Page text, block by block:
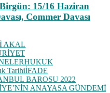
15/16 Haziran
Commer Davası
AKAL
HUKUK
TarihiİFADE
BAROSU 2022
ANAYASA GÜNDEMİ